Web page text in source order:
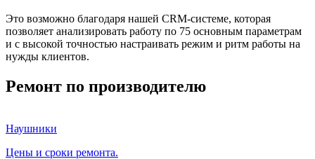
Это возможно благодаря нашей CRM-системе, которая
позволяет анализировать работу по 75 основным параметрам
и с высокой точностью настраивать режим и ритм работы на
нужды клиентов.
Ремонт по производителю
Наушники
Цены и сроки ремонта.